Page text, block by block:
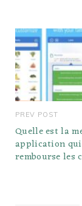
PREV POST
Quelle est la
application qui
rembourse les